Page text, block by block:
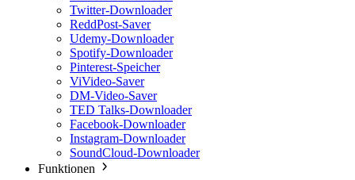
Twitter-Downloader
ReddPost-Saver
Udemy-Downloader
Spotify-Downloader
Pinterest-Speicher
ViVideo-Saver
DM-Video-Saver
TED Talks-Downloader
Facebook-Downloader
Instagram-Downloader
SoundCloud-Downloader
Funktionen